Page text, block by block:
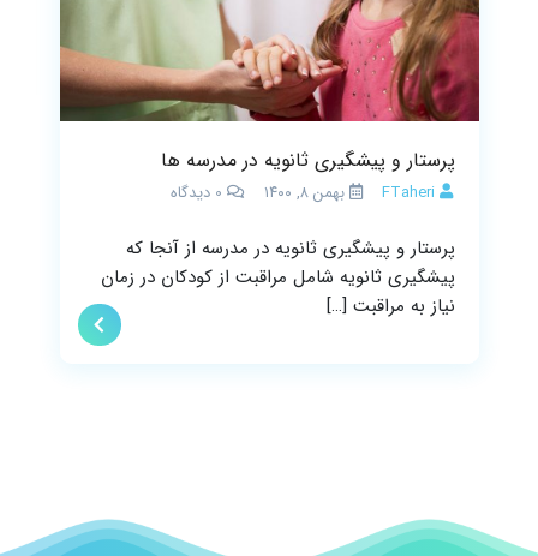
پرستار و پیشگیری ثانویه در مدرسه ها
FTaheri بهمن ۸, ۱۴۰۰ 0 دیدگاه
پرستار و پیشگیری ثانویه در مدرسه از آنجا که
پیشگیری ثانویه شامل مراقبت از کودکان در زمان
نیاز به مراقبت […]